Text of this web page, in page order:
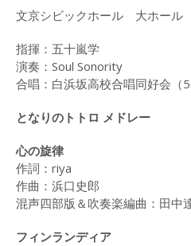
文京シビックホール 大ホール
指揮：五十嵐学
演奏：Soul Sonority
合唱：白浜坂高校合唱同好会（
となりのトトロ メドレー
心の旋律
作詞：riya
作曲：浜口史郎
混声四部版＆吹奏楽編曲：田中
フィンランディア